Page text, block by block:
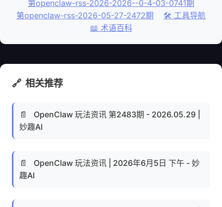
第openclaw-rss-2026-2026--0-4-03-0741期
第openclaw-rss-2026-05-27-2472期
🛠️ 工具导航
📖 术语百科
🔗 相关推荐
📄
OpenClaw 玩法资讯 第2483期 - 2026.05.29 |
妙趣AI
📄
OpenClaw 玩法资讯 | 2026年6月5日 下午 - 妙
趣AI